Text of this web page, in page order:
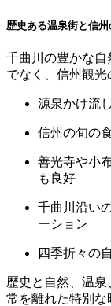
歴史ある温泉街と信
千曲川の豊かな
でなく、信州観光
源泉かけ流
信州の旬の
善光寺や小
も良好
千曲川沿い
ーション
四季折々の
歴史と自然、温
常を離れた特別